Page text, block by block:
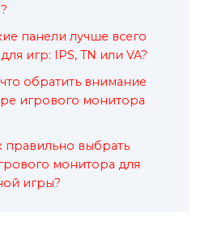
панели лучше всего
игр: IPS, TN или VA?
обратить внимание
игрового монитора
правильно выбрать
монитора для
игры?